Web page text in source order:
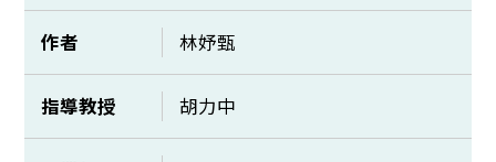
作者 林妤甄
指導教授 胡力中